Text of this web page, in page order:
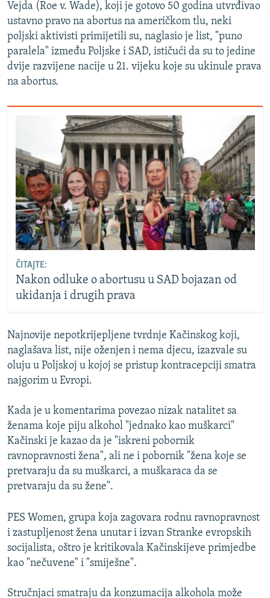
Vejda (Roe v. Wade), koji je gotovo 50 godina utvrđivao
ustavno pravo na abortus na američkom tlu, neki
poljski aktivisti primijetili su, naglasio je list, "puno
paralela" između Poljske i SAD, ističući da su to jedine
dvije razvijene nacije u 21. vijeku koje su ukinule prava
na abortus.
ČITAJTE:
Nakon odluke o abortusu u SAD bojazan od
ukidanja i drugih prava
Najnovije nepotkrijepljene tvrdnje Kačinskog koji,
naglašava list, nije oženjen i nema djecu, izazvale su
oluju u Poljskoj u kojoj se pristup kontracepciji smatra
najgorim u Evropi.
Kada je u komentarima povezao nizak natalitet sa
ženama koje piju alkohol "jednako kao muškarci"
Kačinski je kazao da je "iskreni pobornik
ravnopravnosti žena", ali ne i pobornik "žena koje se
pretvaraju da su muškarci, a muškaraca da se
pretvaraju da su žene".
PES Women, grupa koja zagovara rodnu ravnopravnost
i zastupljenost žena unutar i izvan Stranke evropskih
socijalista, oštro je kritikovala Kačinskijeve primjedbe
kao "nečuvene" i "smiješne".
Stručnjaci smatraju da konzumacija alkohola može